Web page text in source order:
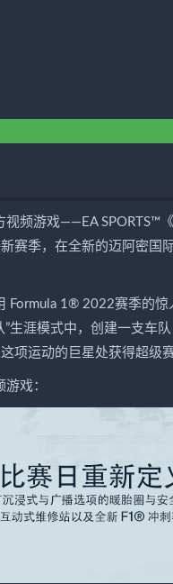
频游戏——EA
赛季，在全新的迈阿密国
1® 2022赛季的
生涯模式中，创建一支车
项运动的巨星处获得超级
戏：